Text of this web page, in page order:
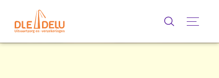
Zoeken
Menu